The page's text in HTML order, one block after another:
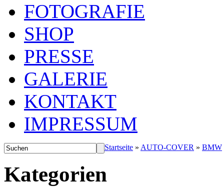
FOTOGRAFIE
SHOP
PRESSE
GALERIE
KONTAKT
IMPRESSUM
Startseite » AUTO-COVER » BMW
Kategorien